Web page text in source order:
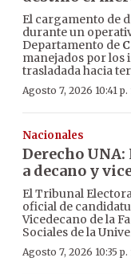
El cargamento de
durante un
Departamento de
manejados por los
trasladada hacia
Agosto 7, 2026 10:41 p.
Nacionales
Derecho
a decano y
El Tribunal
oficial de
Vicedecano de la
Sociales de la
Agosto 7, 2026 10:35 p.